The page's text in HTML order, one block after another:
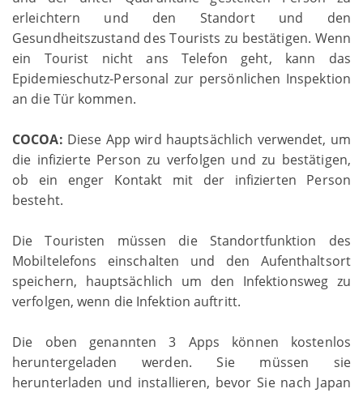
erleichtern und den Standort und den
Gesundheitszustand des Tourists zu bestätigen. Wenn
ein Tourist nicht ans Telefon geht, kann das
Epidemieschutz-Personal zur persönlichen Inspektion
an die Tür kommen.
COCOA: Diese App wird hauptsächlich verwendet, um
die infizierte Person zu verfolgen und zu bestätigen,
ob ein enger Kontakt mit der infizierten Person
besteht.
Die Touristen müssen die Standortfunktion des
Mobiltelefons einschalten und den Aufenthaltsort
speichern, hauptsächlich um den Infektionsweg zu
verfolgen, wenn die Infektion auftritt.
Die oben genannten 3 Apps können kostenlos
heruntergeladen werden. Sie müssen sie
herunterladen und installieren, bevor Sie nach Japan